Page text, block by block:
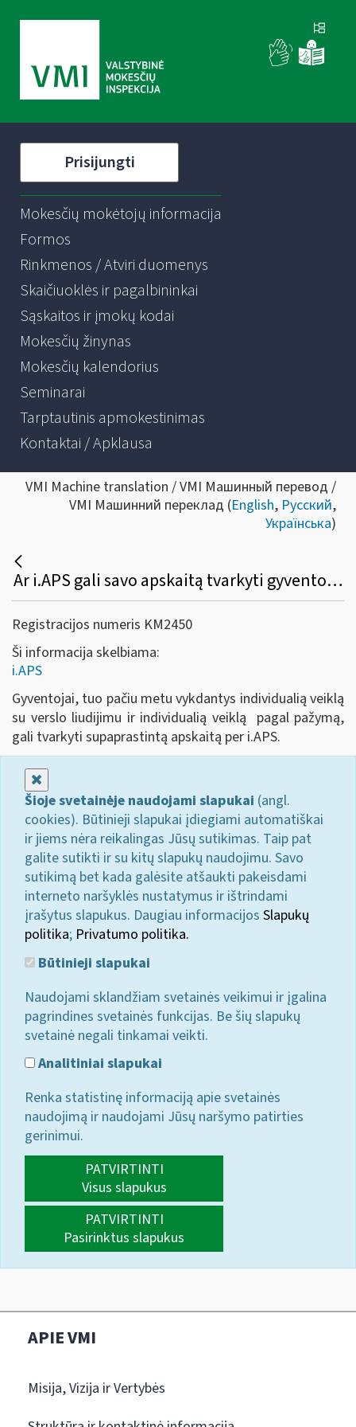
Prisijungti
Mokesčių mokėtojų informacija
Formos
Rinkmenos / Atviri duomenys
Skaičiuoklės ir pagalbininkai
Sąskaitos ir įmokų kodai
Mokesčių žinynas
Mokesčių kalendorius
Seminarai
Tarptautinis apmokestinimas
Kontaktai / Apklausa
VMI Machine translation / VMI Машинный перевод /
VMI Машинний переклад (English, Русский,
Українська)
Ar i.APS gali savo apskaitą tvarkyti gyventojas, turintis tuo pačiu laikotarpiu verslo liudijimą ir individualią veiklą pagal pažymą?
Registracijos numeris KM2450
Ši informacija skelbiama:
i.APS
Gyventojai, tuo pačiu metu vykdantys individualią veiklą
su verslo liudijimu ir individualią veiklą pagal pažymą,
gali tvarkyti supaprastintą apskaitą per i.APS.
Šioje svetainėje naudojami slapukai (angl.
cookies). Būtinieji slapukai įdiegiami automatiškai
ir jiems nėra reikalingas Jūsų sutikimas. Taip pat
galite sutikti ir su kitų slapukų naudojimu. Savo
sutikimą bet kada galėsite atšaukti pakeisdami
interneto naršyklės nustatymus ir ištrindami
įrašytus slapukus. Daugiau informacijos Slapukų
politika; Privatumo politika.
Būtinieji slapukai
Naudojami sklandžiam svetainės veikimui ir įgalina
pagrindines svetainės funkcijas. Be šių slapukų
svetainė negali tinkamai veikti.
Analitiniai slapukai
Renka statistinę informaciją apie svetainės
naudojimą ir naudojami Jūsų naršymo patirties
gerinimui.
PATVIRTINTI
Visus slapukus
PATVIRTINTI
Pasirinktus slapukus
APIE VMI
Misija, Vizija ir Vertybės